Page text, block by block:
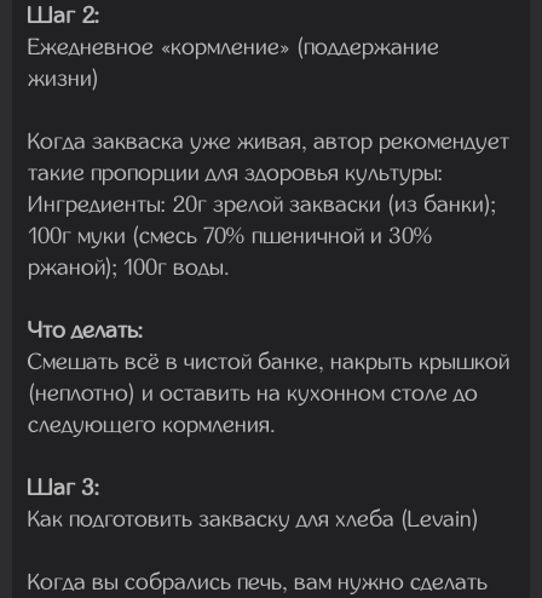
Шаг 2:
Ежедневное «кормление» (поддержание
жизни)
Когда закваска уже живая, автор рекомендует
такие пропорции для здоровья культуры:
Ингредиенты: 20г зрелой закваски (из банки);
100г муки (смесь 70% пшеничной и 30%
ржаной); 100г воды.
Что делать:
Смешать всё в чистой банке, накрыть крышкой
(неплотно) и оставить на кухонном столе до
следующего кормления.
Шаг 3:
Как подготовить закваску для хлеба (Levain)
Когда вы собрались печь, вам нужно сделать